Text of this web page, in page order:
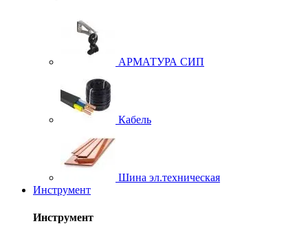
АРМАТУРА СИП
Кабель
Шина эл.техническая
Инструмент
Инструмент